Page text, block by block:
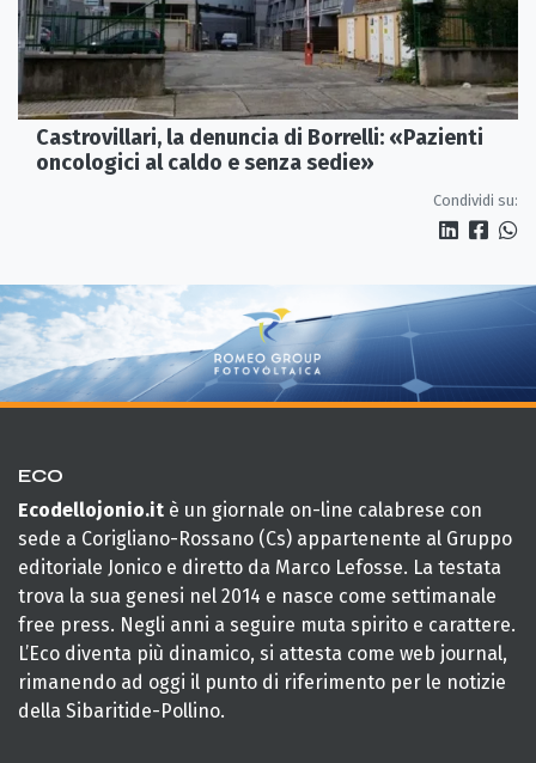
Castrovillari, la denuncia di Borrelli: «Pazienti
oncologici al caldo e senza sedie»
Condividi su:
ECO
Ecodellojonio.it è un giornale on-line calabrese con
sede a Corigliano-Rossano (Cs) appartenente al Gruppo
editoriale Jonico e diretto da Marco Lefosse. La testata
trova la sua genesi nel 2014 e nasce come settimanale
free press. Negli anni a seguire muta spirito e carattere.
L’Eco diventa più dinamico, si attesta come web journal,
rimanendo ad oggi il punto di riferimento per le notizie
della Sibaritide-Pollino.